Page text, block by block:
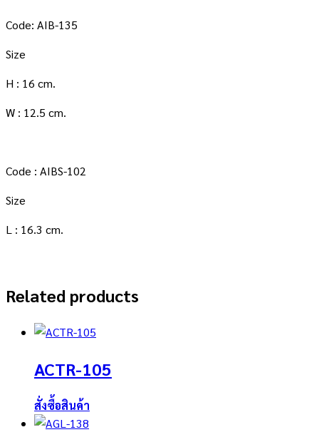
Code: AIB-135
Size
H : 16 cm.
W : 12.5 cm.
Code : AIBS-102
Size
L : 16.3 cm.
Related products
ACTR-105
สั่งซื้อสินค้า